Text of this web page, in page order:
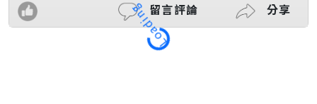
留言評論 分享
Loading